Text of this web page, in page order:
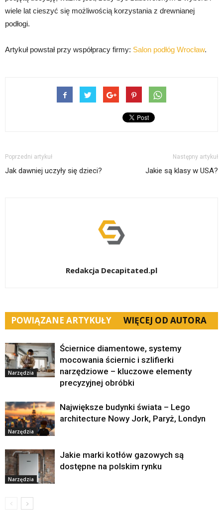
wiele lat cieszyć się możliwością korzystania z drewnianej
podłogi.
Artykuł powstał przy współpracy firmy: Salon podłóg Wrocław.
Poprzedni artykuł
Jak dawniej uczyły się dzieci?
Następny artykuł
Jakie są klasy w USA?
Redakcja Decapitated.pl
POWIĄZANE ARTYKUŁY WIĘCEJ OD AUTORA
Narzędzia
Ściernice diamentowe, systemy
mocowania ściernic i szlifierki
narzędziowe – kluczowe elementy
precyzyjnej obróbki
Narzędzia
Największe budynki świata – Lego
architecture Nowy Jork, Paryż, Londyn
Narzędzia
Jakie marki kotłów gazowych są
dostępne na polskim rynku